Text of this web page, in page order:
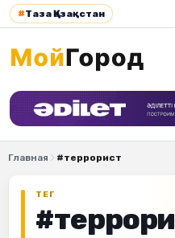
#Таза Қазақстан
Главная #террорист
ТЕГ